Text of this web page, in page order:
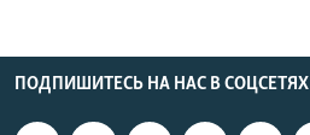
ПОДПИШИТЕСЬ НА НАС В СОЦСЕТЯХ